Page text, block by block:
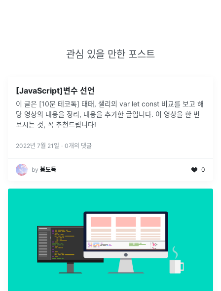
관심 있을 만한 포스트
[JavaScript]변수 선언
이 글은 [10분 테코톡] 태태, 샐리의 var let const 비교를 보고 해
당 영상의 내용을 정리, 내용을 추가한 글입니다. 이 영상을 한 번
보시는 것, 꼭 추천드립니다!
2022년 7월 21일 · 0개의 댓글
by 봄도둑 0